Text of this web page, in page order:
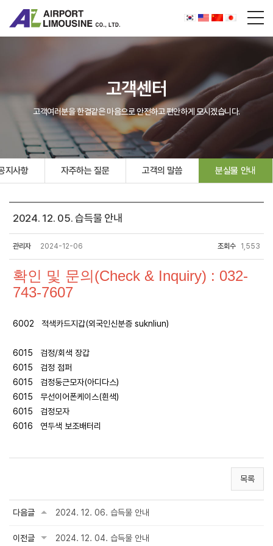
고객센터
고객여러분을 한결같은 마음으로 안전하고 편안하게 모시겠습니다.
지사항 자주하는 질문 고객의 말씀 분실물 안내
2024. 12. 05. 습득물 안내
관리자 2024-12-06 조회수 1,553
확인 및 문의(Check & Inquiry) : 032-
743-7607
6002 적색카드지갑(외국인신분증 suknliun)
6015 검정/회색 장갑
6015 검정 점퍼
6015 검정둥근모자(아디다스)
6015 무선이어폰케이스(흰색)
6015 검정모자
6016 연두색 보조배터리
목록
다음글 2024. 12. 06. 습득물 안내
이전글 2024. 12. 04. 습득물 안내